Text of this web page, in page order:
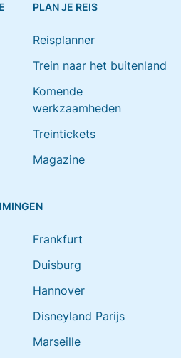
PLAN JE REIS
Reisplanner
Trein naar het buitenland
Komende
werkzaamheden
Treintickets
Magazine
Frankfurt
Duisburg
Hannover
Disneyland Parijs
Marseille